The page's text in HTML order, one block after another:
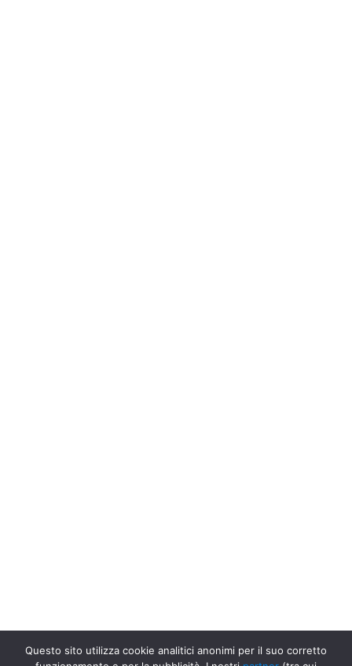
Questo sito utilizza cookie analitici anonimi per il suo corretto